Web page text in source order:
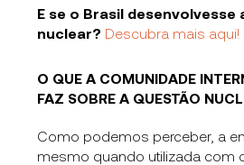
E se o Brasil desenvolvesse
nuclear? Descubra mais aqui!
O QUE A COMUNIDADE
FAZ SOBRE A QUESTÃO
Como podemos perceber, a
mesmo quando utilizada com